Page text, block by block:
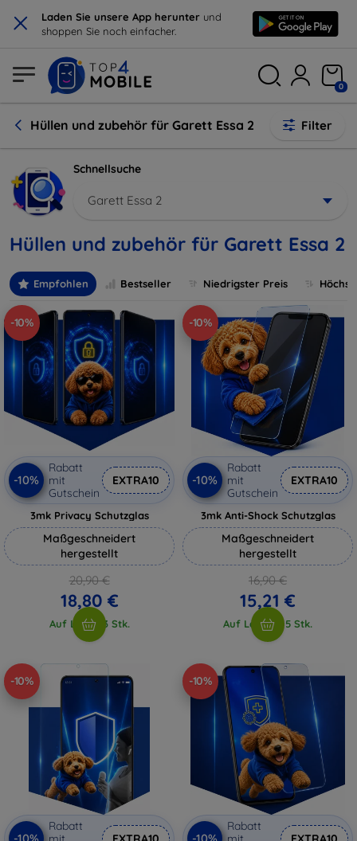
× Laden Sie unsere App herunter und
shoppen Sie noch einfacher.
0
Hüllen und zubehör für Garett Essa 2 Filter
Schnellsuche
Garett Essa 2
Hüllen und zubehör für Garett Essa 2
Empfohlen Bestseller Niedrigster Preis
-10%
-10%
Rabatt
mit
Gutschein
EXTRA10
3mk Privacy Schutzglas
Maßgeschneidert
hergestellt
20,90 €
18,80 €
Auf Lager 3 Stk.
-10%
-10%
Rabatt
mit
Gutschein
EXTRA10
3mk Anti-Shock Schutzglas
Maßgeschneidert
hergestellt
16,90 €
15,21 €
Auf Lager > 5 Stk.
-10%
-10%
Rabatt
-10%
-10%
Rabatt